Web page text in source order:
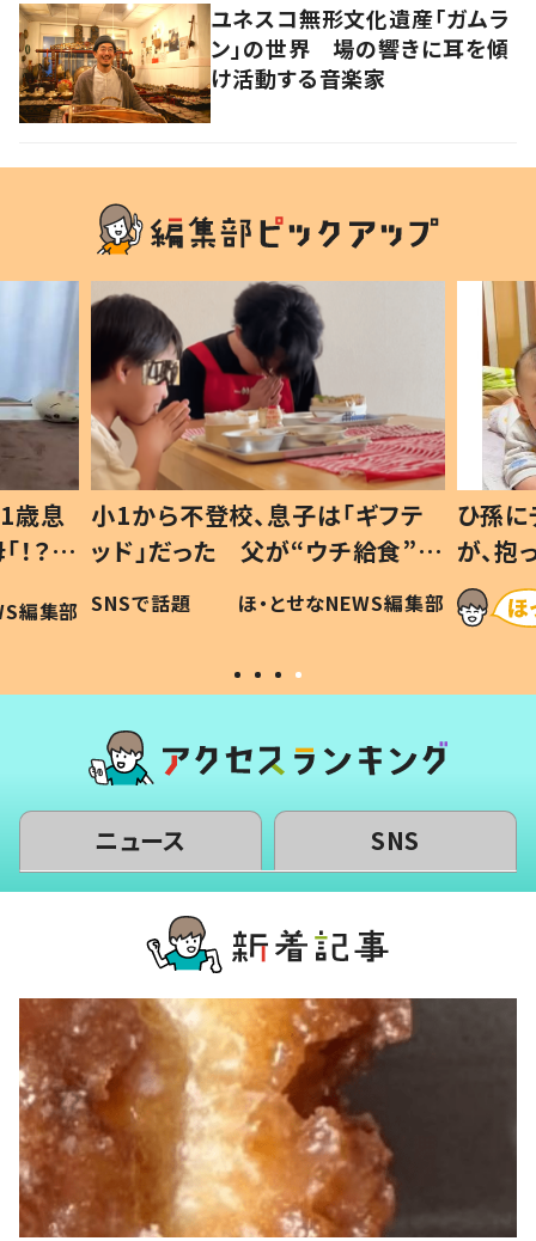
ユネスコ無形文化遺産「ガムラ
ン」の世界 場の響きに耳を傾
け活動する音楽家
歳息
？」
編集部
小1から不登校、息子は「ギフテ
ッド」だった 父が“ウチ給食”を
作り続ける理由とは #令和の親
#令和の子
SNSで話題 ほ・とせなNEWS編集部
ひ孫
が、
「涙が
い」
ニュース SNS